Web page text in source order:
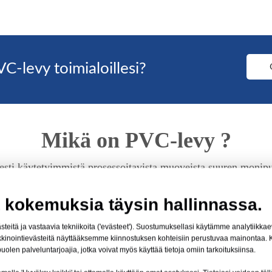
levy toimialoillesi?
Mikä on PVC-levy ?
käytetyimmistä prosessoitavista muoveista suuren
kuten PVC-levyiksi ja -kalvoiksi. Niillä on joitakin
eri teollisuudenaloilla.
valmistaja. Tarjoamme laajan valikoiman PVC-kalvoja
​​ja tarjoavat erinomaisen suorituskyvyn,
täysin hallinnassa.
ja vastaavia tekniikoita ('evästeet'). Suostumuksellasi käytämme
näyttääksemme kiinnostuksen kohteisiin perustuvaa mainontaa.
palveluntarjoajia, jotka voivat myös käyttää tietoja omiin tarkoituksiinsa.